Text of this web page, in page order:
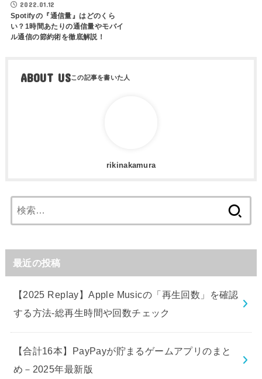
2022.01.12
Spotifyの『通信量』はどのくら
い？1時間あたりの通信量やモバイ
ル通信の節約術を徹底解説！
ABOUT US
rikinakamura
索:
最近の投稿
【2025 Replay】Apple Musicの「再生回数」を確認
する方法-総再生時間や回数チェック
【合計16本】PayPayが貯まるゲームアプリのまと
め－2025年最新版